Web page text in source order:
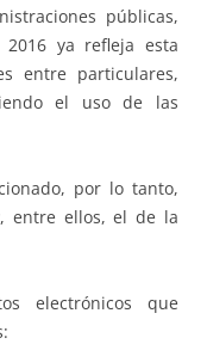
públicas,
ya refleja esta
entre particulares,
el uso de las
por lo tanto,
entre ellos, el de la
electrónicos que